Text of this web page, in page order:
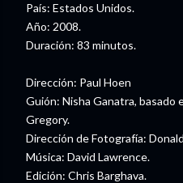
País: Estados Unidos.
Año: 2008.
Duración: 83 minutos.
Dirección: Paul Hoen
Guión: Nisha Ganatra, basado
Gregory.
Dirección de Fotografía:
Música: David Lawrence.
Edición: Chris Barghava.